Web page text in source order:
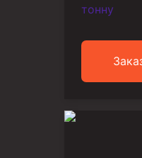
и КРС (ловильный,
тонну